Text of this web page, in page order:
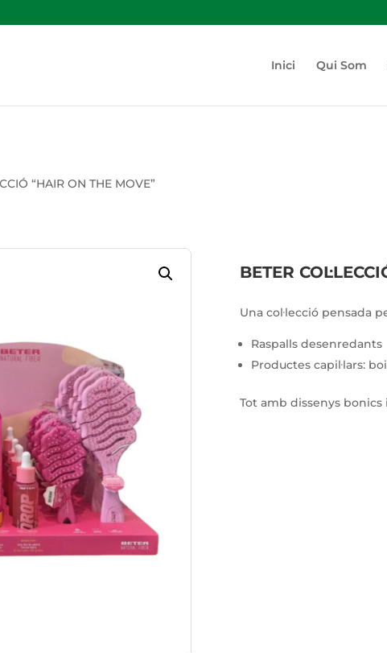
Inici Qui Som
“HAIR ON THE MOVE”
BETER
Una col·lecció pensada
Raspalls desenredants
Productes capil·lars:
Tot amb dissenys bonics